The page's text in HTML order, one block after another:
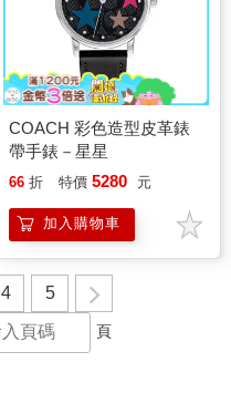
COACH 彩色造型皮革錶
帶手錶－星星
66 折 特價 5280 元
加入購物車
4 5
頁